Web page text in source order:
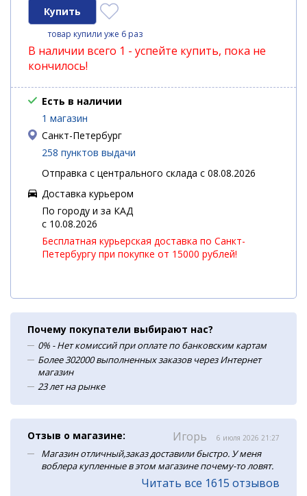
товар купили уже 6 раз
В наличии всего 1 - успейте купить, пока не
кончилось!
Есть в наличии
1 магазин
Санкт-Петербург
258 пунктов выдачи
Отправка с центрального склада с 08.08.2026
Доставка курьером
По городу и за КАД
c 10.08.2026
Бесплатная курьерская доставка по Санкт-
Петербургу при покупке от 15000 рублей!
Почему покупатели выбирают нас?
0% - Нет комиссий при оплате по банковским картам
Более 302000 выполненных заказов через Интернет
магазин
23 лет на рынке
Отзыв о магазине: Игорь 6 июля 2026 21:27
Магазин отличный,заказ доставили быстро. У меня
воблера купленные в этом магазине почему-то ловят.
Читать все 1615 отзывов